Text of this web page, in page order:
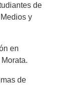
de
y
en
de